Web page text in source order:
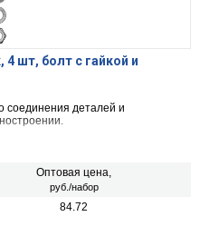
4 шт, болт с гайкой и
соединения деталей и
Оптовая цена,
руб./набор
84.72